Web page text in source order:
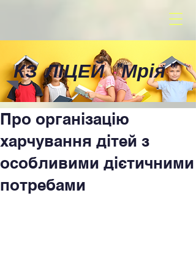
КЗ ЛІЦЕЙ"Мрія"
Про організацію
харчування дітей з
особливими дієтичними
потребами